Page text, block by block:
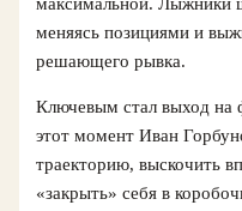
меняясь позициями и
решающего рывка.
Ключевым стал выход
этот момент Иван
траекторию, выскочить
«закрыть» себя в